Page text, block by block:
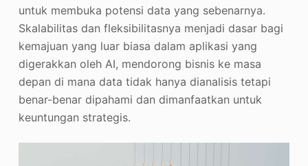
untuk membuka potensi data yang sebenarnya.
Skalabilitas dan fleksibilitasnya menjadi dasar bagi
kemajuan yang luar biasa dalam aplikasi yang
digerakkan oleh AI, mendorong bisnis ke masa
depan di mana data tidak hanya dianalisis tetapi
benar-benar dipahami dan dimanfaatkan untuk
keuntungan strategis.